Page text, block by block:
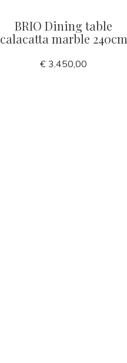
BRIO Dining table
calacatta marble 240cm
€ 3.450,00